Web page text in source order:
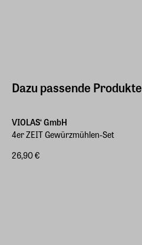
Dazu passende Produkte
VIOLAS‘ GmbH
4er ZEIT Gewürzmühlen-Set
26,90 €